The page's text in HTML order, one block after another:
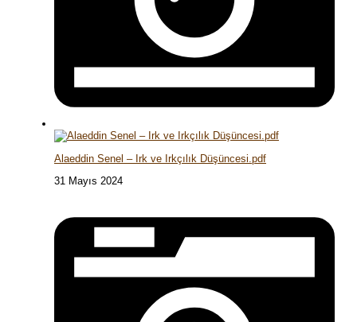
Alaeddin Senel – Irk ve Irkçılık Düşüncesi.pdf
31 Mayıs 2024